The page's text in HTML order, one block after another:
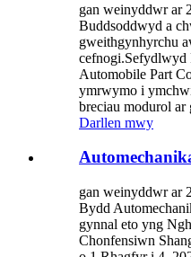
gan weinyddwr ar
Buddsoddwyd a
gweithgynhyrchu
cefnogi.Sefydlwyd
Automobile Part
ymrwymo i
breciau modurol ar
Darllen mwy
gan weinyddwr ar
Bydd
gynnal eto yng
Chonfensiwn